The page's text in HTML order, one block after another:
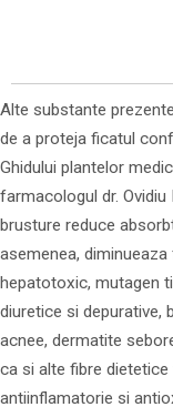
Alte substante
de a proteja ficatul
Ghidului plantelor
farmacologul dr.
brusture reduce
asemenea,
hepatotoxic, mutagen
diuretice si depurative,
acnee, dermatite
ca si alte fibre dietetice
antiinflamatorie si